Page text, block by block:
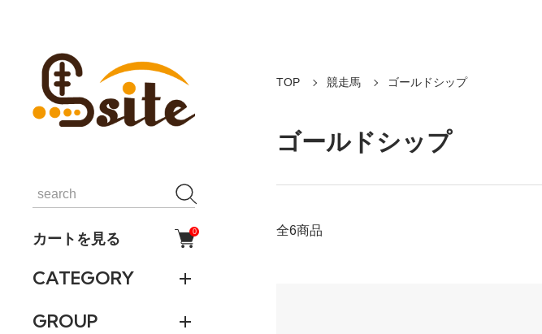
カートを見る 0
CATEGORY
GROUP
TOP 競走馬 ゴールドシップ
ゴールドシップ
全6商品